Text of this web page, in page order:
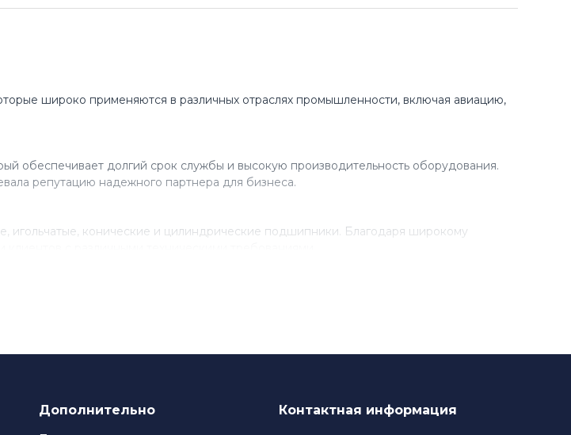
широко применяются в различных отраслях промышленности, включая авиацию,
обеспечивает долгий срок службы и высокую производительность оборудования.
репутацию надежного партнера для бизнеса.
конические и цилиндрические подшипники. Благодаря широкому
Дополнительно Контактная информация